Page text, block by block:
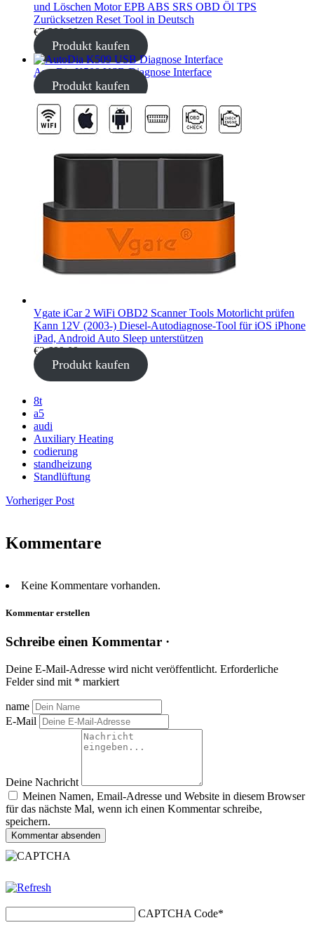
und Löschen Motor EPB ABS SRS OBD Öl TPS
Zurücksetzen Reset Tool in Deutsch
€7.999,00
Produkt kaufen
AutoDia K509 USB Diagnose Interface
Produkt kaufen
Vgate iCar 2 WiFi OBD2 Scanner Tools Motorlicht prüfen
Kann 12V (2003-) Diesel-Autodiagnose-Tool für iOS iPhone
iPad, Android Auto Sleep unterstützen
€2.699,00
Produkt kaufen
8t
a5
audi
Auxiliary Heating
codierung
standheizung
Standlüftung
Vorheriger Post
Kommentare
Keine Kommentare vorhanden.
Kommentar erstellen
Schreibe einen Kommentar ·
Deine E-Mail-Adresse wird nicht veröffentlicht. Erforderliche
Felder sind mit * markiert
name
E-Mail
Deine Nachricht
Meinen Namen, Email-Adresse und Website in diesem Browser
für das nächste Mal, wenn ich einen Kommentar schreibe,
speichern.
Kommentar absenden
CAPTCHA Code*